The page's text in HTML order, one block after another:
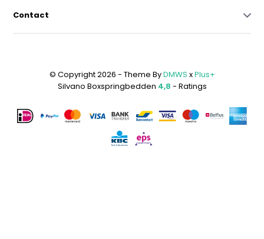
Contact
© Copyright 2026 - Theme ByDMWS xPlus+
Silvano Boxspringbedden 4,8 - Ratings